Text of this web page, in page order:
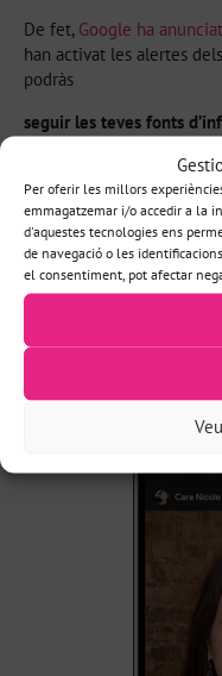
Per oferir les millors
emmagatzemar i/o accedir a la
d'aquestes tecnologies ens
de navegació o les
el consentiment, pot afectar
De fet, Google ha
han activat les alertes
podràs
seguir les teves fonts
contingut, les seves
començaran a aparèixer,
mitjans tenien accés per
Com diu Adams amb raó,
voltant del que
decisió equivocada en